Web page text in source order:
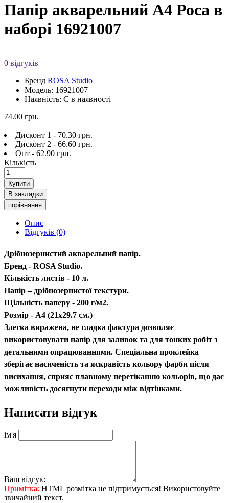
Папір акварельний А4 Роса в
наборі 16921007
0 відгуків
Бренд ROSA Studio
Модель: 16921007
Наявність: Є в наявності
74.00 грн.
Дисконт 1 - 70.30 грн.
Дисконт 2 - 66.60 грн.
Опт - 62.90 грн.
Кількість
Купити
В закладки
порівняння
Опис
Відгуків (0)
Дрібнозернистий акварельний папір.
Бренд - ROSA Studio.
Кількість листів - 10 л.
Папір – дрібнозернистої текстури.
Щільність паперу - 200 г/м2.
Розмір - A4 (21х29.7 см.)
Злегка виражена, не гладка фактура дозволяє
використовувати папір для заливок та для тонких робіт з
детальними опрацюваннями. Спеціальна проклейка
зберігає насиченість та яскравість кольору фарби після
висихання, сприяє плавному перетіканню кольорів, що дає
можливість досягнути переходи між відтінками.
Написати відгук
ім'я
Ваш відгук:
Примітка: HTML розмітка не підтримується! Використовуйте
звичайний текст.